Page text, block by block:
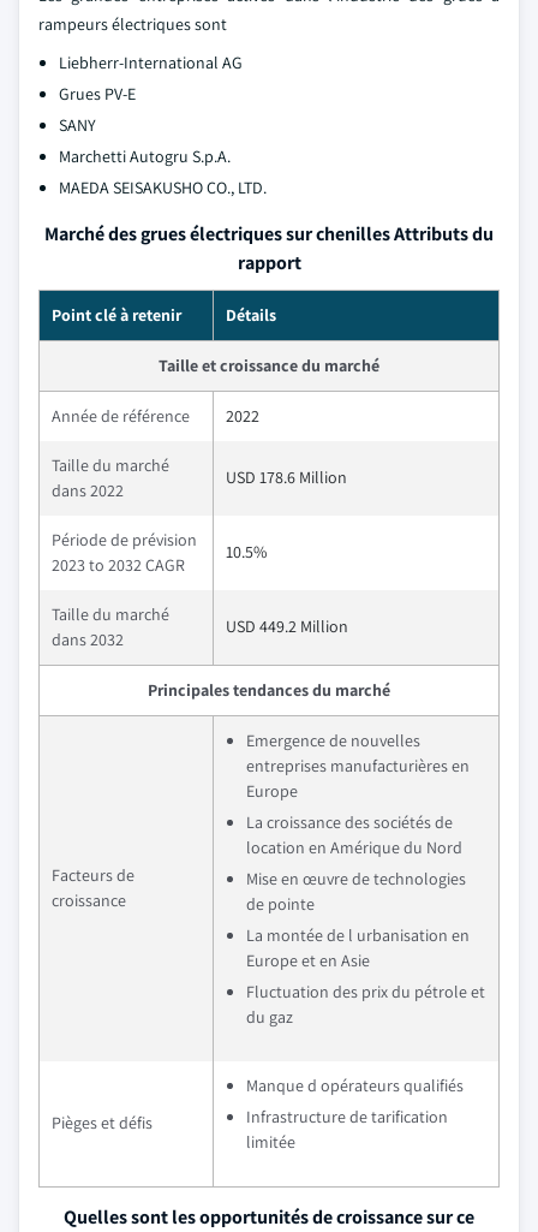
rampeurs électriques sont
Liebherr-International AG
Grues PV-E
SANY
Marchetti Autogru S.p.A.
MAEDA SEISAKUSHO CO., LTD.
Marché des grues électriques sur chenilles Attributs du
rapport
Point clé à retenir Détails
Taille et croissance du marché
Année de référence 2022
Taille du marché
dans 2022
USD 178.6 Million
Période de prévision
2023 to 2032 CAGR
10.5%
Taille du marché
dans 2032
USD 449.2 Million
Principales tendances du marché
Facteurs de
croissance
Emergence de nouvelles
entreprises manufacturières en
Europe
La croissance des sociétés de
location en Amérique du Nord
Mise en œuvre de technologies
de pointe
La montée de l urbanisation en
Europe et en Asie
Fluctuation des prix du pétrole et
du gaz
Pièges et défis
Manque d opérateurs qualifiés
Infrastructure de tarification
limitée
Quelles sont les opportunités de croissance sur ce